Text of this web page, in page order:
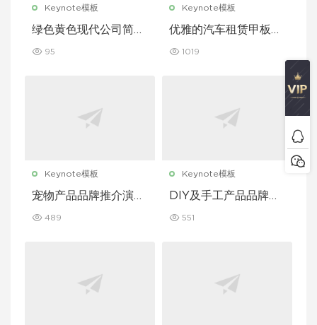
Keynote模板
绿色黄色现代公司简介
95
Keynote模板
优雅的汽车租赁甲板主
1019
Keynote模板
宠物产品品牌推介演示
e 模板
489
Keynote模板
DIY及手工产品品牌推
eynote 模板
551